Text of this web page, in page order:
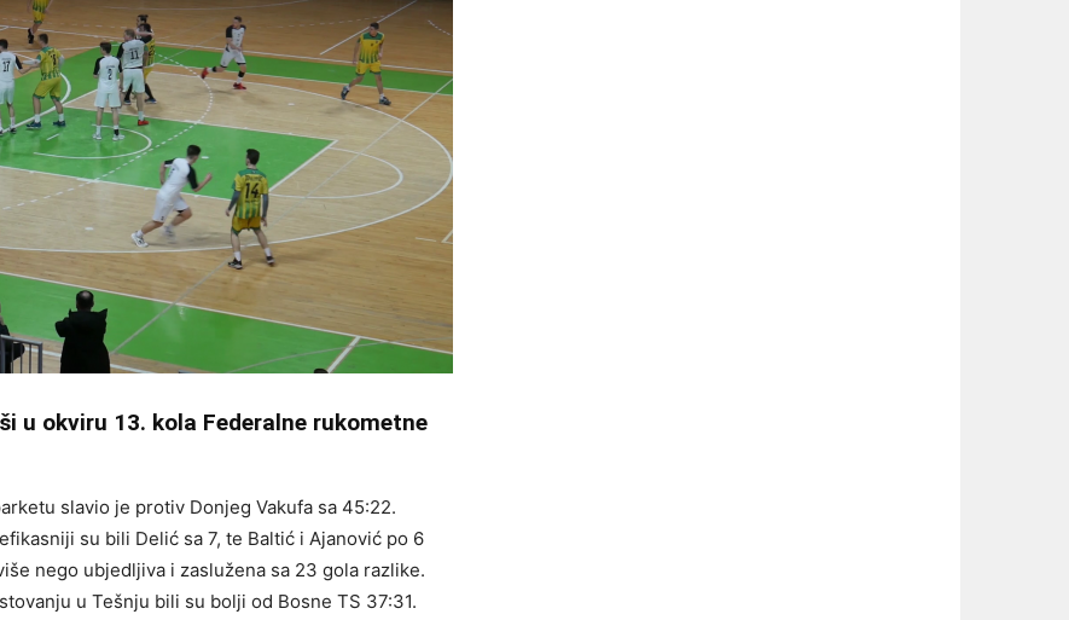
u okviru 13. kola Federalne rukometne
slavio je protiv Donjeg Vakufa sa 45:22.
su bili Delić sa 7, te Baltić i Ajanović po 6
nego ubjedljiva i zaslužena sa 23 gola razlike.
u Tešnju bili su bolji od Bosne TS 37:31.